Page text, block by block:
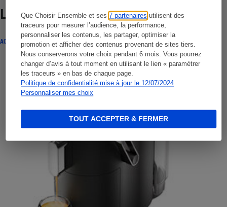
Que Choisir Ensemble et ses7 partenaires utilisent des
traceurs pour mesurer l’audience, la performance,
personnaliser les contenus, les partager, optimiser la
promotion et afficher des contenus provenant de sites tiers.
Nous conserverons votre choix pendant 6 mois. Vous pourrez
changer d’avis à tout moment en utilisant le lien « paramétrer
les traceurs » en bas de chaque page.
Politique de confidentialité mise à jour le 12/07/2024
Personnaliser mes choix
TOUT ACCEPTER & FERMER
Lire aussi
ACTUALITÉ